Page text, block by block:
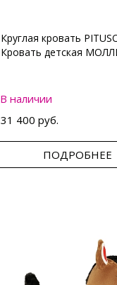
Круглая кровать
Кровать детская
В наличии
31 400 руб.
ПОДРОБНЕЕ